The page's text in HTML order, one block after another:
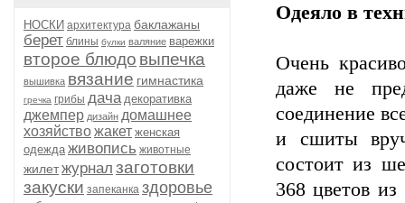
НОСКИ архитектура баклажаны
берет блины булки валяние варежки
второе блюдо выпечка
вышивка вязание гимнастика
гречка грибы дача декоративка
джемпер дизайн домашнее
хозяйствожакет женская
одежда живопись животные
жилетжурнал заготовки
закуски запеканка здоровье
Одеяло в
Очень
даже не
соединение
и сшиты
состоит из
368 цветов